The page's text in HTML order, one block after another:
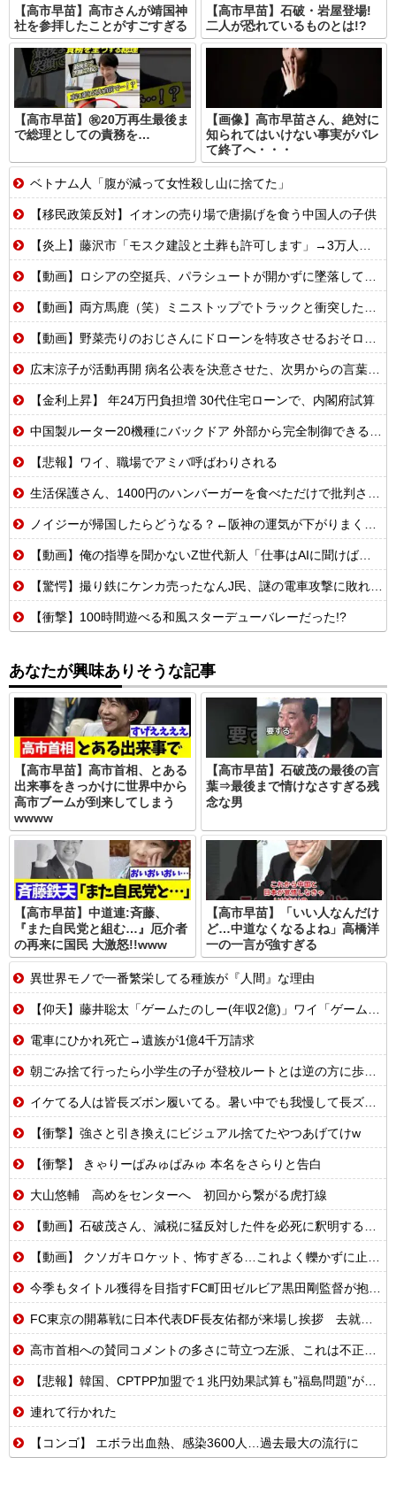
【高市早苗】高市さんが靖国神
社を参拝したことがすごすぎる
【高市早苗】石破・岩屋登場!
二人が恐れているものとは!?
【高市早苗】㊗️20万再生最後ま
で総理としての責務を…
【画像】高市早苗さん、絶対に
知られてはいけない事実がバレ
て終了へ・・・
ベトナム人「腹が減って女性殺し山に捨てた」
【移民政策反対】イオンの売り場で唐揚げを食う中国人の子供
【炎上】藤沢市「モスク建設と土葬も許可します」→3万人の反対署名も却下
【動画】ロシアの空挺兵、パラシュートが開かずに墜落してしまう。
【動画】両方馬鹿（笑）ミニストップでトラックと衝突したドラレコが（ノ∇`）
【動画】野菜売りのおじさんにドローンを特攻させるおそロシア。
広末涼子が活動再開 病名公表を決意させた、次男からの言葉明かす
【金利上昇】 年24万円負担増 30代住宅ローンで、内閣府試算
中国製ルーター20機種にバックドア 外部から完全制御できる機能が仕込まれていた
【悲報】ワイ、職場でアミバ呼ばわりされる
生活保護さん、1400円のハンバーガーを食べただけで批判される
ノイジーが帰国したらどうなる？←阪神の運気が下がりまくるやろな
【動画】俺の指導を聞かないZ世代新人「仕事はAIに聞けば余裕w」俺「AI以下でごめんね」→指導やめて放置プレイした結果w
【驚愕】撮り鉄にケンカ売ったなんJ民、謎の電車攻撃に敗れてしまうwww
【衝撃】100時間遊べる和風スターデューバレーだった!?
あなたが興味ありそうな記事
【高市早苗】高市首相、とある
出来事をきっかけに世界中から
高市ブームが到来してしまう
wwww
【高市早苗】石破茂の最後の言
葉⇒最後まで情けなさすぎる残
念な男
【高市早苗】中道連:斉藤、
『また自民党と組む…』厄介者
の再来に国民 大激怒!!www
【高市早苗】「いい人なんだけ
ど…中道なくなるよね」高橋洋
一の一言が強すぎる
異世界モノで一番繁栄してる種族が『人間』な理由
【仰天】藤井聡太「ゲームたのしー(年収2億)」ワイ「ゲームたのしー(年収200万)」
電車にひかれ死亡→遺族が1億4千万請求
朝ごみ捨て行ったら小学生の子が登校ルートとは逆の方に歩いてた
イケてる人は皆長ズボン履いてる。暑い中でも我慢して長ズボン履いてる。半ズボンはモテ無い。厳しいって
【衝撃】強さと引き換えにビジュアル捨てたやつあげてけw
【衝撃】 きゃりーぱみゅぱみゅ 本名をさらりと告白
大山悠輔 高めをセンターへ 初回から繋がる虎打線
【動画】石破茂さん、減税に猛反対した件を必死に釈明するも更に大炎上wwwww
【動画】 クソガキロケット、怖すぎる…これよく轢かずに止まれたな
今季もタイトル獲得を目指すFC町田ゼルビア黒田剛監督が抱負を語る
FC東京の開幕戦に日本代表DF長友佑都が来場し挨拶 去就に注目集まる
高市首相への賛同コメントの多さに苛立つ左派、これは不正工作に違いない！と確信してしまった結果……
【悲報】韓国、CPTPP加盟で１兆円効果試算も”福島問題”が立ちはだかる
連れて行かれた
【コンゴ】 エボラ出血熱、感染3600人…過去最大の流行に